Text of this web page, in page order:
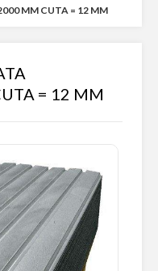
MM CUTA = 12 MM
= 12 MM